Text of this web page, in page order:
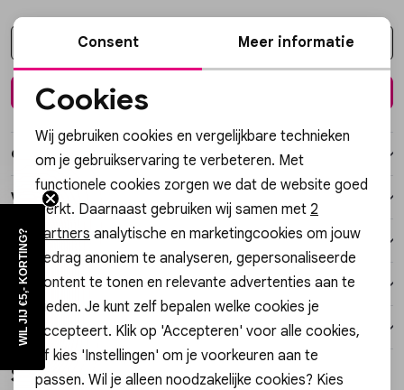
Vesten
Jassen
Kies een maat
Over dit item
Winkelvoorraad
Kenmerken
Verzending / Ophalen in de winkel
Retourneren
Style dit met
Noodzakelijke cookies
Personalisatie cookies
Analytische cookies
Marketing cookies
Consent Meer informatie
Cookies
Wij gebruiken cookies en vergelijkbare technieken
om je gebruikservaring te verbeteren. Met
functionele cookies zorgen we dat de website goed
werkt. Daarnaast gebruiken wij samen met 2
partners analytische en marketingcookies om jouw
gedrag anoniem te analyseren, gepersonaliseerde
content te tonen en relevante advertenties aan te
bieden. Je kunt zelf bepalen welke cookies je
accepteert. Klik op 'Accepteren' voor alle cookies,
of kies 'Instellingen' om je voorkeuren aan te
passen. Wil je alleen noodzakelijke cookies? Kies
WIL JIJ €5,- KORTING?